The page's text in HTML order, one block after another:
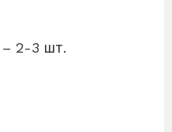
– 2-3 шт.